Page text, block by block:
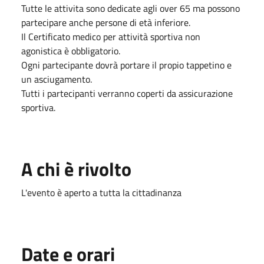
Tutte le attivita sono dedicate agli over 65 ma possono
partecipare anche persone di età inferiore.
Il Certificato medico per attività sportiva non
agonistica è obbligatorio.
Ogni partecipante dovrà portare il propio tappetino e
un asciugamento.
Tutti i partecipanti verranno coperti da assicurazione
sportiva.
A chi è rivolto
L'evento è aperto a tutta la cittadinanza
Date e orari